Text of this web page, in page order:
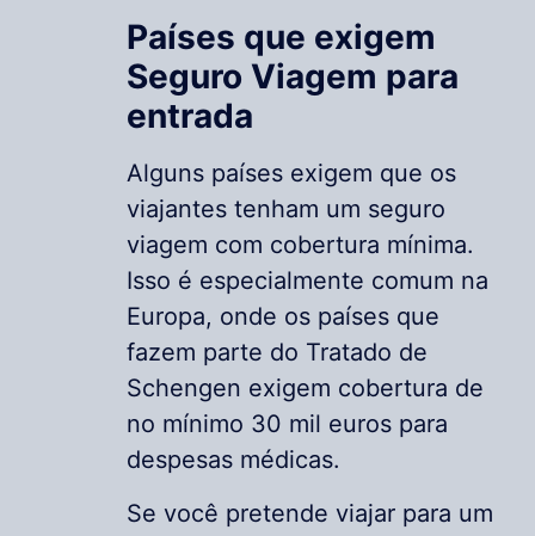
Países que exigem
Seguro Viagem para
entrada
Alguns países exigem que os
viajantes tenham um seguro
viagem com cobertura mínima.
Isso é especialmente comum na
Europa, onde os países que
fazem parte do Tratado de
Schengen exigem cobertura de
no mínimo 30 mil euros para
despesas médicas.
Se você pretende viajar para um